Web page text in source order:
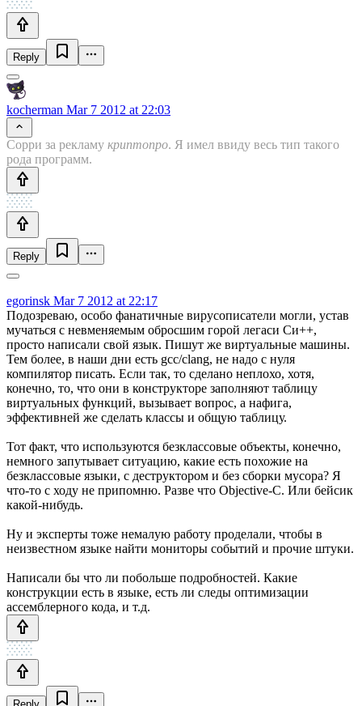
Reply
kocherman Mar 7 2012 at 22:03
Сорри за рекламу криптопро. Я имел ввиду весь тип такого
рода программ.
Reply
egorinsk Mar 7 2012 at 22:17
Подозреваю, особо фанатичные вирусописатели могли, устав
мучаться с невменяемым обросшим горой легаси Си++,
просто написали свой язык. Пишут же виртуальные машины.
Тем более, в наши дни есть gcc/clang, не надо с нуля
компилятор писать. Если так, то сделано неплохо, хотя,
конечно, то, что они в конструкторе заполняют таблицу
виртуальных функций, вызывает вопрос, а нафига,
эффективней же сделать классы и общую таблицу.
Тот факт, что используются безклассовые объекты, конечно,
немного запутывает ситуацию, какие есть похожие на
безклассовые языки, с деструктором и без сборки мусора? Я
что-то с ходу не припомню. Разве что Objective-C. Или бейсик
какой-нибудь.
Ну и эксперты тоже немалую работу проделали, чтобы в
неизвестном языке найти мониторы событий и прочие штуки.
Написали бы что ли побольше подробностей. Какие
конструкции есть в языке, есть ли следы оптимизации
ассемблерного кода, и т.д.